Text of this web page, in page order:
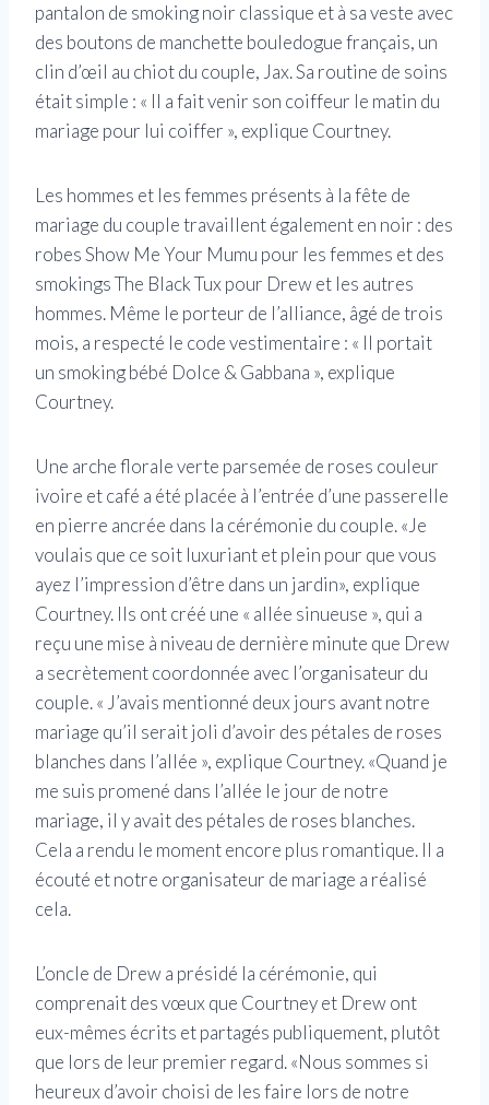
pantalon de smoking noir classique et à sa veste avec
des boutons de manchette bouledogue français, un
clin d’œil au chiot du couple, Jax. Sa routine de soins
était simple : « Il a fait venir son coiffeur le matin du
mariage pour lui coiffer », explique Courtney.
Les hommes et les femmes présents à la fête de
mariage du couple travaillent également en noir : des
robes Show Me Your Mumu pour les femmes et des
smokings The Black Tux pour Drew et les autres
hommes. Même le porteur de l’alliance, âgé de trois
mois, a respecté le code vestimentaire : « Il portait
un smoking bébé Dolce & Gabbana », explique
Courtney.
Une arche florale verte parsemée de roses couleur
ivoire et café a été placée à l’entrée d’une passerelle
en pierre ancrée dans la cérémonie du couple. «Je
voulais que ce soit luxuriant et plein pour que vous
ayez l’impression d’être dans un jardin», explique
Courtney. Ils ont créé une « allée sinueuse », qui a
reçu une mise à niveau de dernière minute que Drew
a secrètement coordonnée avec l’organisateur du
couple. « J’avais mentionné deux jours avant notre
mariage qu’il serait joli d’avoir des pétales de roses
blanches dans l’allée », explique Courtney. «Quand je
me suis promené dans l’allée le jour de notre
mariage, il y avait des pétales de roses blanches.
Cela a rendu le moment encore plus romantique. Il a
écouté et notre organisateur de mariage a réalisé
cela.
L’oncle de Drew a présidé la cérémonie, qui
comprenait des vœux que Courtney et Drew ont
eux-mêmes écrits et partagés publiquement, plutôt
que lors de leur premier regard. «Nous sommes si
heureux d’avoir choisi de les faire lors de notre